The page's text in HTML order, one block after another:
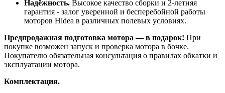
Надёжность. Высокое качество сборки и 2-летняя
гарантия - залог уверенной и бесперебойной работы
моторов Hidea в различных полевых условиях.
Предпродажная подготовка мотора ― в подарок! При
покупке возможен запуск и проверка мотора в бочке.
Покупателю обязательная консультация о правилах обкатки и
эксплуатации мотора.
Комплектация.